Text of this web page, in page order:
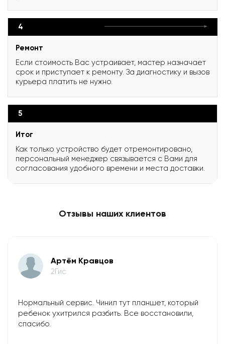
4
Ремонт
Если стоимость Вас устраивает, мастер назначает
срок и приступает к ремонту. За диагностику и вызов
курьера платить не нужно.
5
Итог
Как только устройство будет отремонтировано,
персональный менеджер связывается с Вами для
согласования удобного времени и места доставки.
Отзывы наших клиентов
Артём Кравцов
2Гис
Нормальный сервис. Чинил тут планшет, который
ребенок ухитрился разбить. Все восстановили,
спасибо.